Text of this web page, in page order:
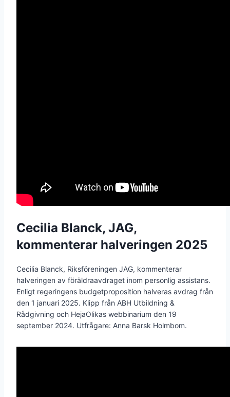
Cecilia Blanck, JAG,
kommenterar halveringen 2025
Cecilia Blanck, Riksföreningen JAG, kommenterar
halveringen av föräldraavdraget inom personlig assistans.
Enligt regeringens budgetproposition halveras avdrag från
den 1 januari 2025. Klipp från ABH Utbildning &
Rådgivning och HejaOlikas webbinarium den 19
september 2024. Utfrågare: Anna Barsk Holmbom.